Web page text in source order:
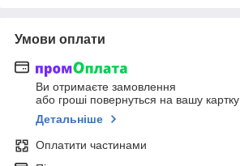
Умови оплати
Ви отримаєте замовлення
або гроші повернуться на вашу картку
Детальніше
Оплатити частинами